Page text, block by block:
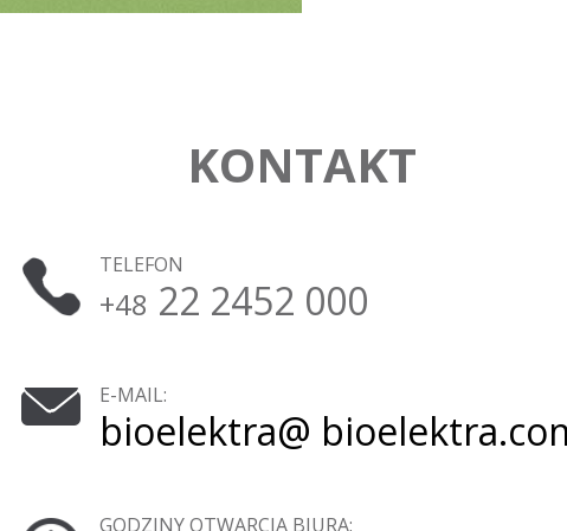
KONTAKT
TELEFON
+48 22 2452 000
E-MAIL:
bioelektra@
GODZINY OTWARCIA BIURA: